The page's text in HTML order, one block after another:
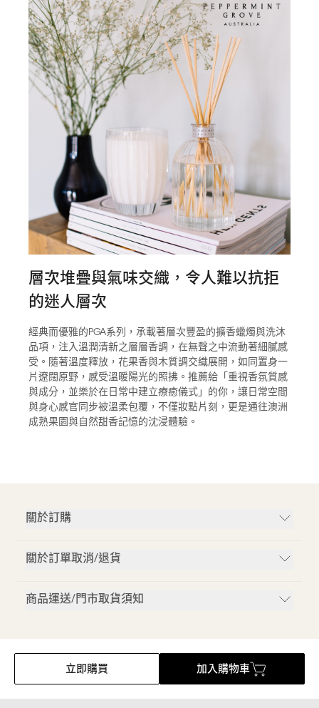
層次堆疊與氣味交織，令人難以抗拒
的迷人層次
經典而優雅的PGA系列，承載著層次豐盈的擴香蠟燭與洗沐
品項，注入溫潤清新之層層香調，在無聲之中流動著細膩感
受。隨著溫度釋放，花果香與木質調交織展開，如同置身一
片遼闊原野，感受溫暖陽光的照拂。推薦給「重視香氛質感
與成分，並樂於在日常中建立療癒儀式」的你，讓日常空間
與身心感官同步被溫柔包覆，不僅妝點片刻，更是通往澳洲
成熟果園與自然甜香記憶的沈浸體驗。
關於訂購
關於訂單取消/退貨
商品運送/門市取貨須知
立即購買 加入購物車